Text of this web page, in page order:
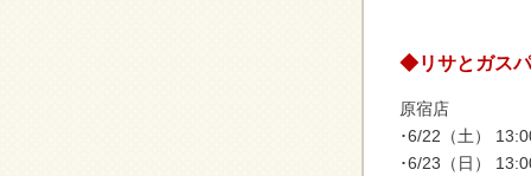
◆リサとガス
原宿店
･6/22（土）
･6/23（日）